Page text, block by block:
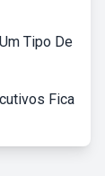
Tipo De
Fica